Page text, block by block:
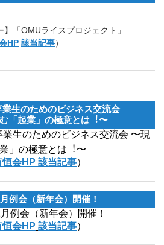
「OMUライスプロジェクト」
HP 該当記事）
業⽣のためのビジネス交流会
「起業」の極意とは︕〜
業⽣のためのビジネス交流会 〜現
」の極意とは︕〜
会HP 該当記事）
例会（新年会）開催！
例会（新年会）開催！
恒会HP 該当記事）